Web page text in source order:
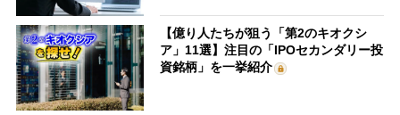
【億り人たちが狙う「第2のキオクシ
ア」11選】注目の「IPOセカンダリー投
資銘柄」を一挙紹介